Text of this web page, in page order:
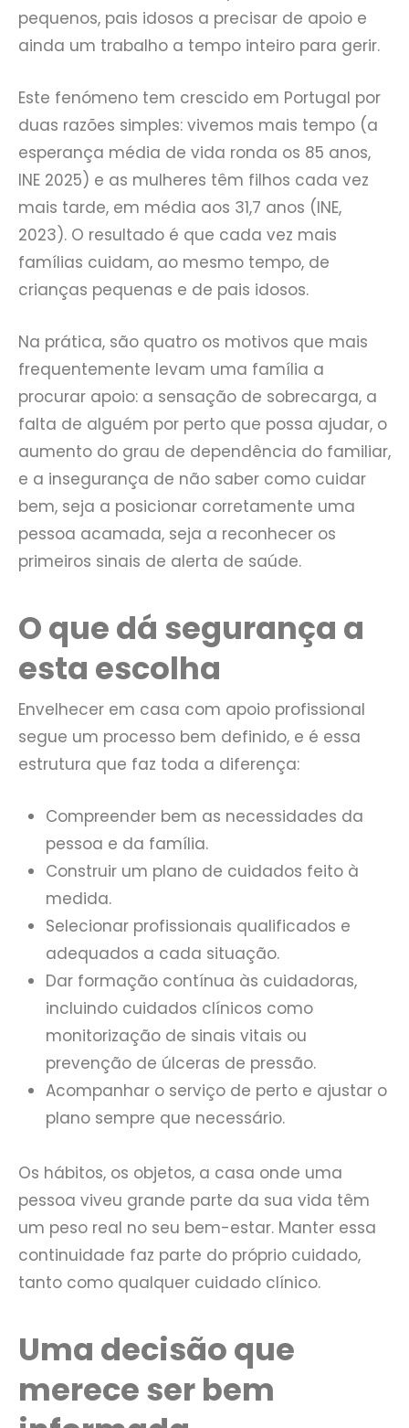
pequenos, pais idosos a precisar de apoio e
ainda um trabalho a tempo inteiro para gerir.
Este fenómeno tem crescido em Portugal por
duas razões simples: vivemos mais tempo (a
esperança média de vida ronda os 85 anos,
INE 2025) e as mulheres têm filhos cada vez
mais tarde, em média aos 31,7 anos (INE,
2023). O resultado é que cada vez mais
famílias cuidam, ao mesmo tempo, de
crianças pequenas e de pais idosos.
Na prática, são quatro os motivos que mais
frequentemente levam uma família a
procurar apoio: a sensação de sobrecarga, a
falta de alguém por perto que possa ajudar, o
aumento do grau de dependência do familiar,
e a insegurança de não saber como cuidar
bem, seja a posicionar corretamente uma
pessoa acamada, seja a reconhecer os
primeiros sinais de alerta de saúde.
O que dá segurança a
esta escolha
Envelhecer em casa com apoio profissional
segue um processo bem definido, e é essa
estrutura que faz toda a diferença:
Compreender bem as necessidades da
pessoa e da família.
Construir um plano de cuidados feito à
medida.
Selecionar profissionais qualificados e
adequados a cada situação.
Dar formação contínua às cuidadoras,
incluindo cuidados clínicos como
monitorização de sinais vitais ou
prevenção de úlceras de pressão.
Acompanhar o serviço de perto e ajustar o
plano sempre que necessário.
Os hábitos, os objetos, a casa onde uma
pessoa viveu grande parte da sua vida têm
um peso real no seu bem-estar. Manter essa
continuidade faz parte do próprio cuidado,
tanto como qualquer cuidado clínico.
Uma decisão que
merece ser bem